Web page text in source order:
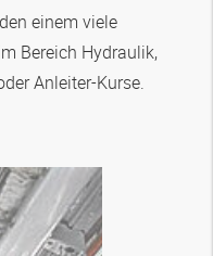
einem viele
Bereich Hydraulik,
Anleiter-Kurse.